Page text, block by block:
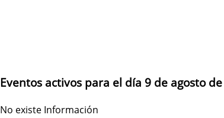
Eventos activos para el día 9 de agosto
No existe Información